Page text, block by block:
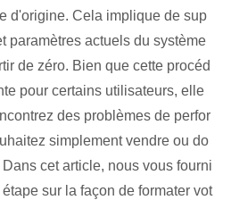
d'origine. Cela implique de sup
paramètres actuels du système
de zéro. Bien que cette procéd
pour certains utilisateurs, elle
des problèmes de perfor
simplement vendre ou do
cet article, nous vous fourni
sur la façon de formater vot